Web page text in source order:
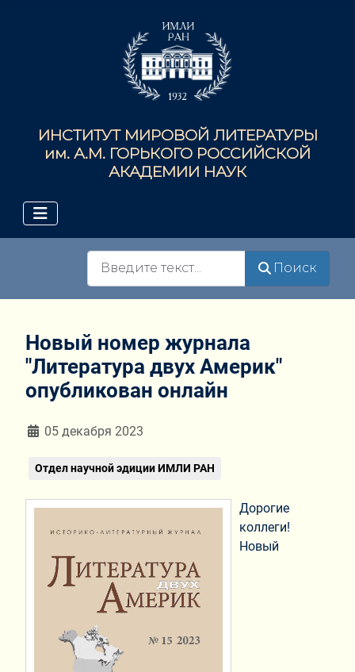
ИНСТИТУТ МИРОВОЙ ЛИТЕРАТУРЫ
им. А.М. ГОРЬКОГО РОССИЙСКОЙ
АКАДЕМИИ НАУК
Поиск
Новый номер журнала
"Литература двух Америк"
опубликован онлайн
Информация о материале
05 декабря 2023
Отдел научной эдиции ИМЛИ РАН
Дорогие
коллеги!
Новый